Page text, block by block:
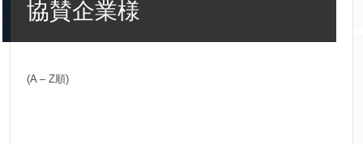
協賛企業様
(A – Z順)